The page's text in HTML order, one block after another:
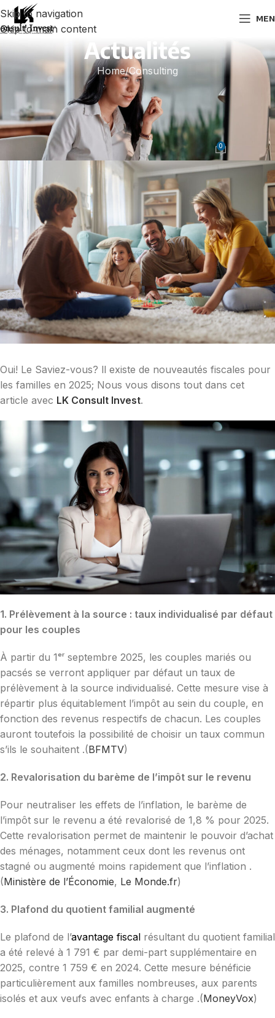
Skip to navigation
Skip to main content
Actualités
Home Consulting
CONSULTING , IMPÔTS,
Nouveautés fiscales pour les
familles en 2025
Lk Consult InvestOn 23 mai 2025 0
Oui! Le Saviez-vous? ll existe de nouveautés fiscales pour
les familles en 2025; Nous vous disons tout dans cet
article avec LK Consult Invest.
1. Prélèvement à la source : taux individualisé par défaut
pour les couples
À partir du 1ᵉʳ septembre 2025, les couples mariés ou
pacsés se verront appliquer par défaut un taux de
prélèvement à la source individualisé. Cette mesure vise à
répartir plus équitablement l’impôt au sein du couple, en
fonction des revenus respectifs de chacun. Les couples
auront toutefois la possibilité de choisir un taux commun
s’ils le souhaitent .(BFMTV)
2. Revalorisation du barème de l’impôt sur le revenu
Pour neutraliser les effets de l’inflation, le barème de
l’impôt sur le revenu a été revalorisé de 1,8 % pour 2025.
Cette revalorisation permet de maintenir le pouvoir d’achat
des ménages, notamment ceux dont les revenus ont
stagné ou augmenté moins rapidement que l’inflation .
(Ministère de l’Économie, Le Monde.fr)
3. Plafond du quotient familial augmenté
Le plafond de l’avantage fiscal résultant du quotient familial
a été relevé à 1 791 € par demi-part supplémentaire en
2025, contre 1 759 € en 2024. Cette mesure bénéficie
particulièrement aux familles nombreuses, aux parents
isolés et aux veufs avec enfants à charge .(MoneyVox)